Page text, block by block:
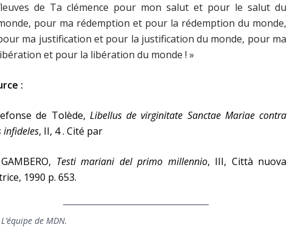
de Ta clémence pour mon salut et pour le salut du
pour ma rédemption et pour la rédemption du monde,
ma justification et pour la justification du monde, pour ma
et pour la libération du monde ! »
:
de Tolède, Libellus de virginitate Sanctae Mariae contra
infideles, II, 4 . Cité par
Testi mariani del primo millennio, III, Città nuova
1990 p. 653.
de MDN.